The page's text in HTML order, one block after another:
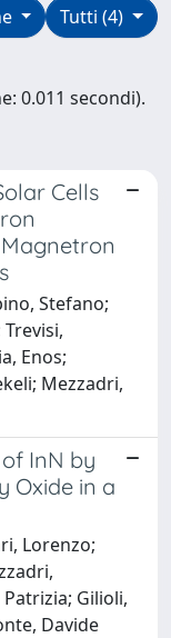
Tutti (4)
0.011 secondi).
Cells
Stefano;
Enos;
Mezzadri,
InN by
Oxide in a
Lorenzo;
Gilioli,
Davide